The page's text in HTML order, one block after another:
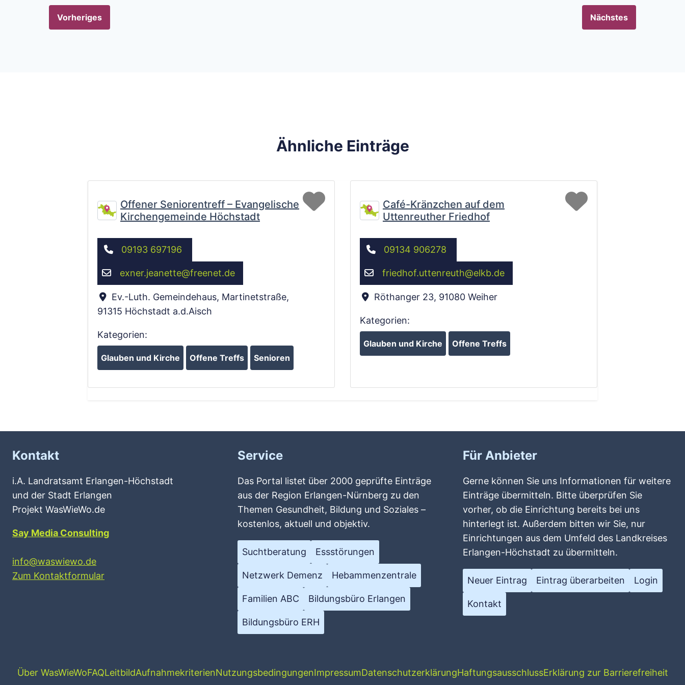
Vorheriges Nächstes
Ähnliche Einträge
Offener Seniorentreff – Evangelische
Kirchengemeinde Höchstadt
Favorit
09193 697196
exner.jeanette@freenet.de
Ev.-Luth. Gemeindehaus, Martinetstraße,
91315 Höchstadt a.d.Aisch
Kategorien:
Glauben und Kirche Offene Treffs Senioren
Café-Kränzchen auf dem
Uttenreuther Friedhof
Favorit
09134 906278
friedhof.uttenreuth@elkb.de
Röthanger 23, 91080 Weiher
Kategorien:
Glauben und Kirche Offene Treffs
Kontakt
i.A. Landratsamt Erlangen-Höchstadt
und der Stadt Erlangen
Projekt WasWieWo.de
Say Media Consulting
info@waswiewo.de
Zum Kontaktformular
Service
Das Portal listet über 2000 geprüfte Einträge
aus der Region Erlangen-Nürnberg zu den
Themen Gesundheit, Bildung und Soziales –
kostenlos, aktuell und objektiv.
Suchtberatung Essstörungen
Netzwerk Demenz Hebammenzentrale
Familien ABC Bildungsbüro Erlangen
Bildungsbüro ERH
Für Anbieter
Gerne können Sie uns Informationen für weitere
Einträge übermitteln. Bitte überprüfen Sie
vorher, ob die Einrichtung bereits bei uns
hinterlegt ist. Außerdem bitten wir Sie, nur
Einrichtungen aus dem Umfeld des Landkreises
Erlangen-Höchstadt zu übermitteln.
Neuer Eintrag Eintrag überarbeiten Login
Kontakt
Über WasWieWoFAQLeitbildAufnahmekriterienNutzungsbedingungenImpressumDatenschutzerklärungHaftungsausschlussErklärung zur Barrierefreiheit